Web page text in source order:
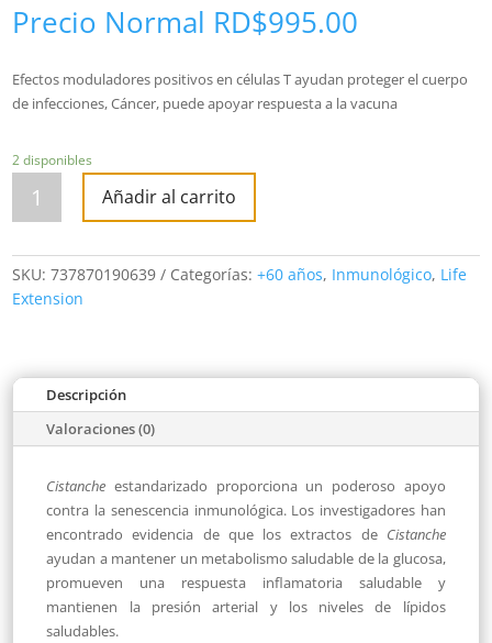
Precio Normal RD$995.00
Efectos moduladores positivos en células T ayudan proteger el cuerpo
de infecciones, Cáncer, puede apoyar respuesta a la vacuna
2 disponibles
Standardized
Cistanche
veg.
Añadir al carrito
SKU:737870190639 Categorías:+60 años, Inmunológico, Life
Extension
Descripción
Valoraciones (0)
Cistanche estandarizado proporciona un poderoso apoyo
contra la senescencia inmunológica. Los investigadores han
encontrado evidencia de que los extractos de Cistanche
ayudan a mantener un metabolismo saludable de la glucosa,
promueven una respuesta inflamatoria saludable y
mantienen la presión arterial y los niveles de lípidos
saludables.